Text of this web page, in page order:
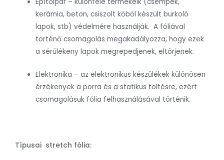
Építőipar – különféle termékeik (csempék,
kerámia, beton, csiszolt kőből készült burkoló
lapok, stb) védelmére használják. A fóliával
történő csomagolás megakadályozza, hogy ezek
a sérülékeny lapok megrepedjenek, eltörjenek.
Elektronika – az elektronikus készülékek különösen
érzékenyek a porra és a statikus töltésre, ezért
csomagolásuk fólia felhasználásával történik.
Típusai stretch fólia: